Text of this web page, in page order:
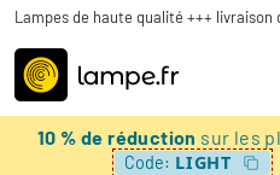
Lampes de haute qualité +++ livraison
10 % de réduction sur les
Code: LIGHT